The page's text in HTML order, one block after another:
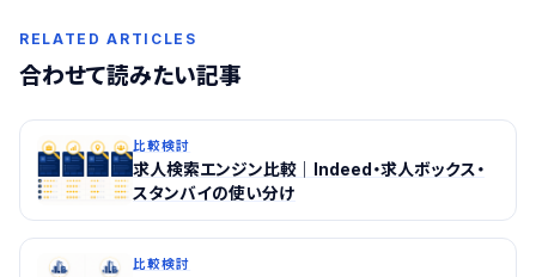
RELATED ARTICLES
合わせて読みたい記事
比較検討
求人検索エンジン比較｜Indeed・求人ボックス・
スタンバイの使い分け
比較検討